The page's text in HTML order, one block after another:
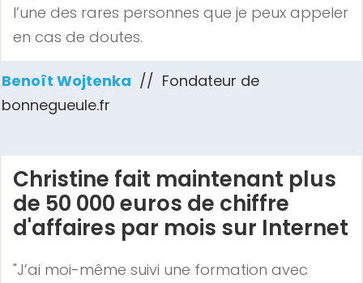
l’une des rares personnes que je peux appeler
en cas de doutes.
Benoît Wojtenka // Fondateur de
bonnegueule.fr
Christine fait maintenant plus
de 50 000 euros de chiffre
d'affaires par mois sur Internet
"J’ai moi-même suivi une formation avec